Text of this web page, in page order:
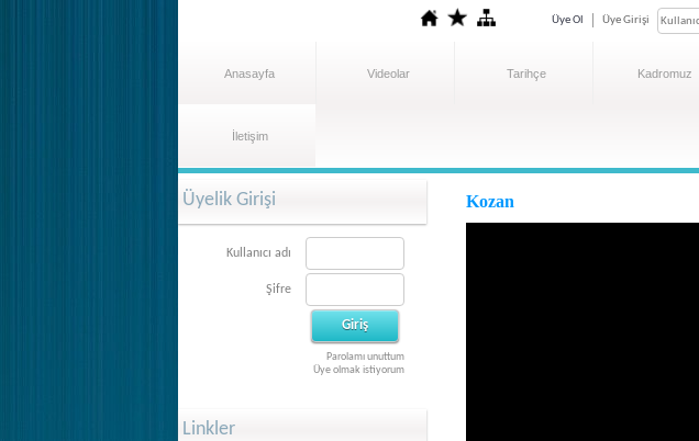
Üye Ol Üye Girişi
Anasayfa Videolar Tarihçe Kadromuz
İletişim
Üyelik Girişi
Kullanıcı adı
Şifre
Parolamı unuttum
Üye olmak istiyorum
Linkler
Kozan